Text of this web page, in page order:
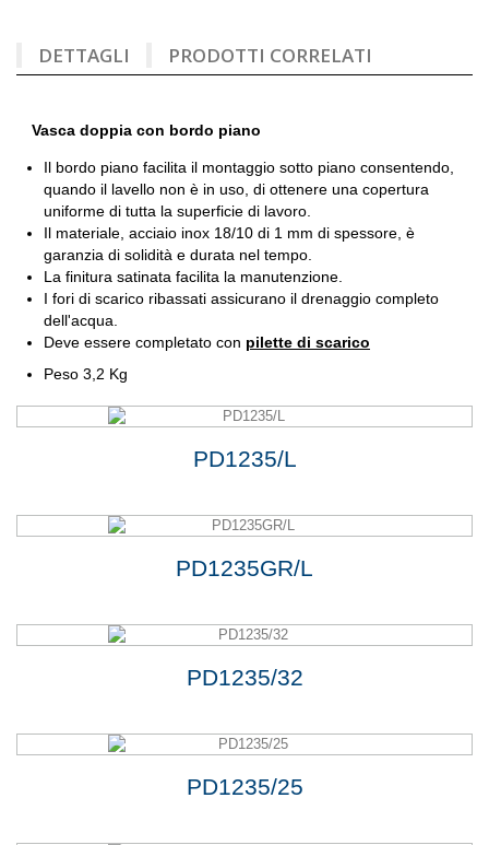
DETTAGLI PRODOTTI CORRELATI
Vasca doppia con bordo piano
Il bordo piano facilita il montaggio sotto piano consentendo,
quando il lavello non è in uso, di ottenere una copertura
uniforme di tutta la superficie di lavoro.
Il materiale, acciaio inox 18/10 di 1 mm di spessore, è
garanzia di solidità e durata nel tempo.
La finitura satinata facilita la manutenzione.
I fori di scarico ribassati assicurano il drenaggio completo
dell'acqua.
Deve essere completato con pilette di scarico
Peso 3,2 Kg
PD1235/L
PD1235GR/L
PD1235/32
PD1235/25